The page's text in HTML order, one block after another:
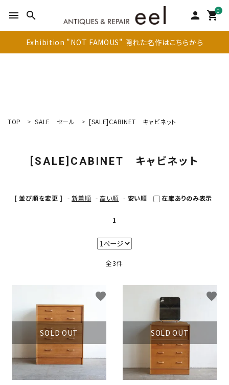
menu search person 0
shopping_cart
Exhibition "NOT FAMOUS" 隠れた名作はこちらから
search
新着商品
照明
ドア
TOP SALE セール [SALE]CABINET キャビネット
[SALE]CABINET キャビネット
[ 並び順を変更 ] -新着順 -高い順 - 安い順 在庫ありのみ表示
1
全3件
SOLD OUT
favorite
SOLD OUT
favorite